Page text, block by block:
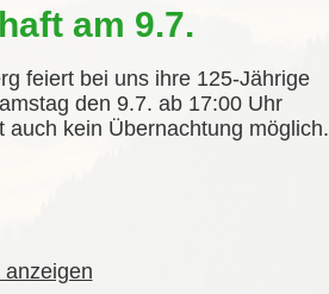
am 9.7.
feiert bei uns ihre 125-Jährige
den 9.7. ab 17:00 Uhr
auch kein Übernachtung möglich.